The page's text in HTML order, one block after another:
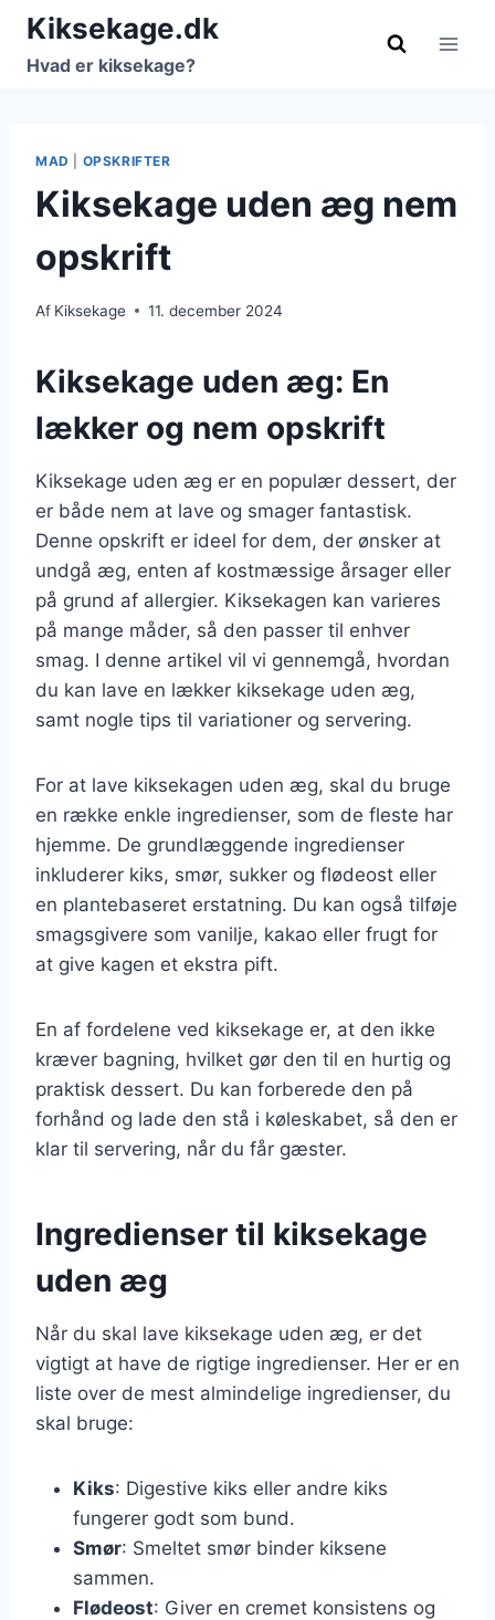
Fortsæt
indhold
Kiksekage.dk
Hvad er kiksekage?
MAD OPSKRIFTER
Kiksekage uden æg nem
opskrift
Af Kiksekage 11. december 2024
Kiksekage uden æg: En
lækker og nem opskrift
Kiksekage uden æg er en populær dessert, der
er både nem at lave og smager fantastisk.
Denne opskrift er ideel for dem, der ønsker at
undgå æg, enten af kostmæssige årsager eller
på grund af allergier. Kiksekagen kan varieres
på mange måder, så den passer til enhver
smag. I denne artikel vil vi gennemgå, hvordan
du kan lave en lækker kiksekage uden æg,
samt nogle tips til variationer og servering.
For at lave kiksekagen uden æg, skal du bruge
en række enkle ingredienser, som de fleste har
hjemme. De grundlæggende ingredienser
inkluderer kiks, smør, sukker og flødeost eller
en plantebaseret erstatning. Du kan også tilføje
smagsgivere som vanilje, kakao eller frugt for
at give kagen et ekstra pift.
En af fordelene ved kiksekage er, at den ikke
kræver bagning, hvilket gør den til en hurtig og
praktisk dessert. Du kan forberede den på
forhånd og lade den stå i køleskabet, så den er
klar til servering, når du får gæster.
Ingredienser til kiksekage
uden æg
Når du skal lave kiksekage uden æg, er det
vigtigt at have de rigtige ingredienser. Her er en
liste over de mest almindelige ingredienser, du
skal bruge:
Kiks: Digestive kiks eller andre kiks
fungerer godt som bund.
Smør: Smeltet smør binder kiksene
sammen.
Flødeost: Giver en cremet konsistens og